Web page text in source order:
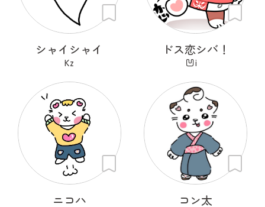
シャイシャイ
Kz
ドス恋シバ！
凹i
ニコハ コン太